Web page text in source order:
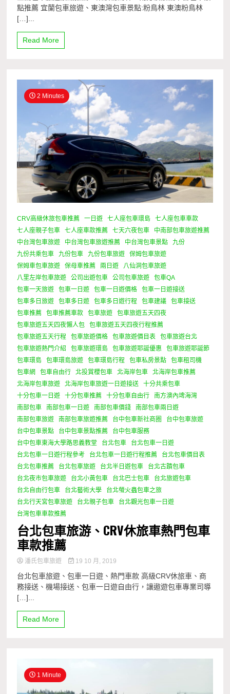
點推薦 宜蘭包車旅遊、東澳灣包車景點:粉鳥林 東澳粉鳥林
[…]...
Read More
2 Minutes
CRV高級休旅包車推薦 一日遊 七人座包車環島
七人座包車車款
七人座親子包車
七人座車款推薦 七天六夜包車
中南部包車旅遊推薦
中台灣包車旅遊
中台灣包車旅遊推薦 中台灣包車景點
九份
九份共乘包車
九份包車 九份包車旅遊
保姆包車旅遊
保姆車包車旅遊
保母車推薦 兩日遊
八仙洞包車旅遊
八里左岸包車旅遊
公司出遊包車 公司包車旅遊
包車QA
包車一天旅遊
包車一日遊 包車一日遊價格
包車一日遊接送
包車多日旅遊
包車多日遊 包車多日遊行程 包車建議
包車接送
包車推薦
包車推薦車款 包車旅遊
包車旅遊五天四夜
包車旅遊五天四夜懶人包
包車旅遊五天四夜行程推薦
包車旅遊五天行程
包車旅遊價格 包車旅遊價目表
包車旅遊台北
包車旅遊熱門介紹
包車旅遊環島 包車旅遊耶誕優惠
包車旅遊耶誕節
包車環島
包車環島旅遊 包車環島行程 包車私房景點
包車租司機
包車網
包車自由行 北投賞櫻包車 北海岸包車
北海岸包車推薦
北海岸包車旅遊
北海岸包車旅遊一日遊接送
十分共乘包車
十分包車一日遊
十分包車推薦 十分包車自由行
南方澳內埤海灣
南部包車
南部包車一日遊 南部包車價錢
南部包車兩日遊
南部包車旅遊
南部包車旅遊推薦 台中包車新社商圈
台中包車旅遊
台中包車景點
台中包車景點推薦
台中包車服務
台中包車東海大學路思義教堂
台北包車
台北包車一日遊
台北包車一日遊行程參考
台北包車一日遊行程推薦
台北包車價目表
台北包車推薦
台北包車旅遊 台北半日遊包車
台北古蹟包車
台北夜市包車旅遊
台北小黃包車 台北巴士包車
台北旅遊包車
台北自由行包車
台北藝術大學
台北螢火蟲包車之旅
台北行天宮包車旅遊
台北親子包車
台北觀光包車一日遊
台灣包車車款推薦
台北包車旅游、CRV休旅車熱門包車
車款推薦
潘氏包車旅遊 19 10 月, 2019
台北包車旅遊、包車一日遊、熱門車款 高級CRV休旅車、商
務接送、機場接送、包車一日遊自由行，讓遨遊包車專業司導
[…]...
Read More
1 Minute